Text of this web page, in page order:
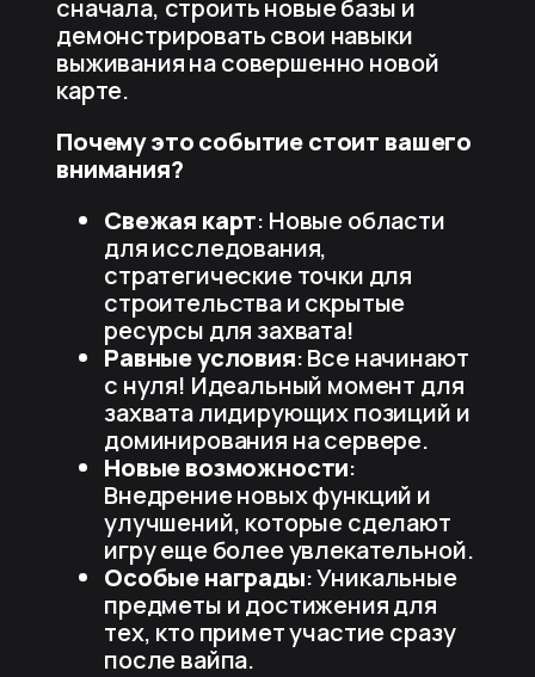
сначала, строить новые базы и
демонстрировать свои навыки
выживания на совершенно новой
карте.
Почему это событие стоит вашего
внимания?
Свежая карт: Новые области
для исследования,
стратегические точки для
строительства и скрытые
ресурсы для захвата!
Равные условия: Все начинают
с нуля! Идеальный момент для
захвата лидирующих позиций и
доминирования на сервере.
Новые возможности:
Внедрение новых функций и
улучшений, которые сделают
игру еще более увлекательной.
Особые награды: Уникальные
предметы и достижения для
тех, кто примет участие сразу
после вайпа.